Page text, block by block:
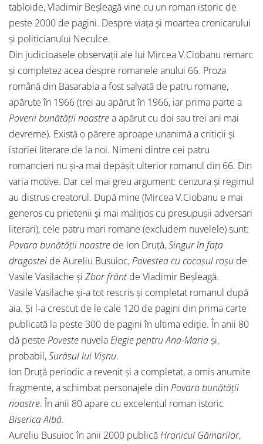
tabloide, Vladimir Beșleagă vine cu un roman istoric de
peste 2000 de pagini. Despre viața și moartea cronicarului
și politicianului Neculce.
Din judicioasele observații ale lui Mircea V.Ciobanu remarc
și completez acea despre romanele anului 66. Proza
română din Basarabia a fost salvată de patru romane,
apărute în 1966 (trei au apărut în 1966, iar prima parte a
Poverii bunătății noastrea apărut cu doi sau trei ani mai
devreme). Există o părere aproape unanimă a criticii și
istoriei literare de la noi. Nimeni dintre cei patru
romancieri nu și-a mai depășit ulterior romanul din 66. Din
varia motive. Dar cel mai greu argument: cenzura și regimul
au distrus creatorul. După mine (Mircea V.Ciobanu e mai
generos cu prietenii și mai malițios cu presupușii adversari
literari), cele patru mari romane (excludem nuvelele) sunt:
Povara bunătății noastre de Ion Druță,Singur în fața
dragostei de Aureliu Busuioc,Povestea cu cocoșul roșu de
Vasile Vasilache și Zbor frântde Vladimir Beșleagă.
Vasile Vasilache și-a tot rescris și completat romanul după
aia. Și l-a crescut de le cale 120 de pagini din prima carte
publicată la peste 300 de pagini în ultima ediție. În anii 80
dă peste Poveste nuvelaElegie pentru Ana-Mariași,
probabil,Surâsul lui Vișnu.
Ion Druță periodic a revenit și a completat, a omis anumite
fragmente, a schimbat personajele dinPovara bunătății
noastre. În anii 80 apare cu excelentul roman istoric
Biserica Albă.
Aureliu Busuioc în anii 2000 publicăHronicul Găinarilor,